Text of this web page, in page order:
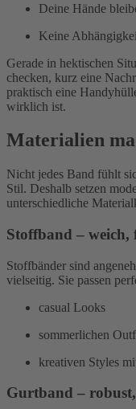
Deine Hände
Keine
Gerade in hektischen
checken, kurz eine
praktisch eine
wirklich ist.
Materialien
Nicht jedes Band fühlt
Stil. Deshalb setzen
unterschiedliche
Stoffband –
Stoffbänder sind
vielseitig. Sie passen
casual Looks
sommerlichen
kreativen Styles
Gurtband –